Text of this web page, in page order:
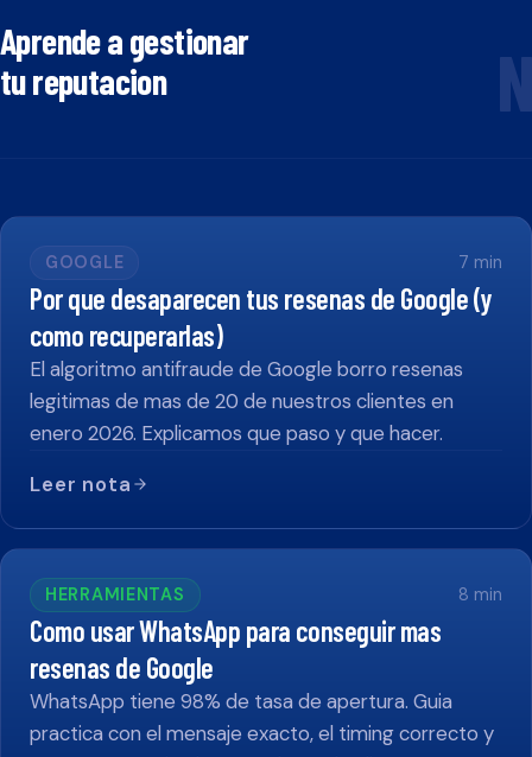
Aprende a gestionar
tu reputacion
N
GOOGLE 7 min
Por que desaparecen tus resenas de Google (y
como recuperarlas)
El algoritmo antifraude de Google borro resenas
legitimas de mas de 20 de nuestros clientes en
enero 2026. Explicamos que paso y que hacer.
Leer nota
HERRAMIENTAS 8 min
Como usar WhatsApp para conseguir mas
resenas de Google
WhatsApp tiene 98% de tasa de apertura. Guia
practica con el mensaje exacto, el timing correcto y